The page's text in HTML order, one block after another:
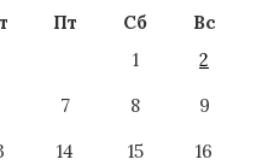
Пт Сб
Вс
1
2
7 8
9
14 15
16